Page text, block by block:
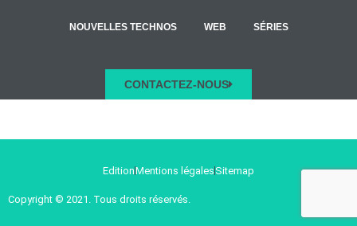
NOUVELLES TECHNOS WEB SÉRIES
CONTACTEZ-NOUS
Copyright © 2021. Tous droits réservés.
EditionMentions légalesSitemap